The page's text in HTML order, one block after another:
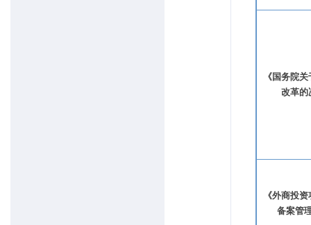
《国务院
改革的
《外商投
备案管